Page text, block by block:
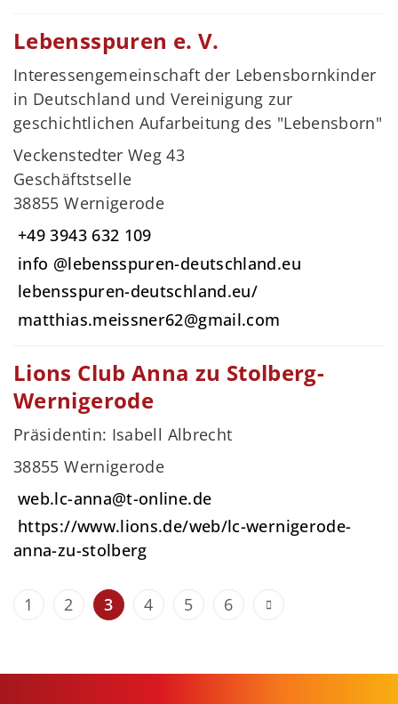
Lebensspuren e. V.
Interessengemeinschaft der Lebensbornkinder
in Deutschland und Vereinigung zur
geschichtlichen Aufarbeitung des "Lebensborn"
Veckenstedter Weg 43
Geschäftstselle
38855 Wernigerode
+49 3943 632 109
info @lebensspuren-deutschland.eu
lebensspuren-deutschland.eu/
matthias.meissner62@gmail.com
Lions Club Anna zu Stolberg-
Wernigerode
Präsidentin: Isabell Albrecht
38855 Wernigerode
web.lc-anna@t-online.de
https://www.lions.de/web/lc-wernigerode-
anna-zu-stolberg
1 2 3 4 5 6